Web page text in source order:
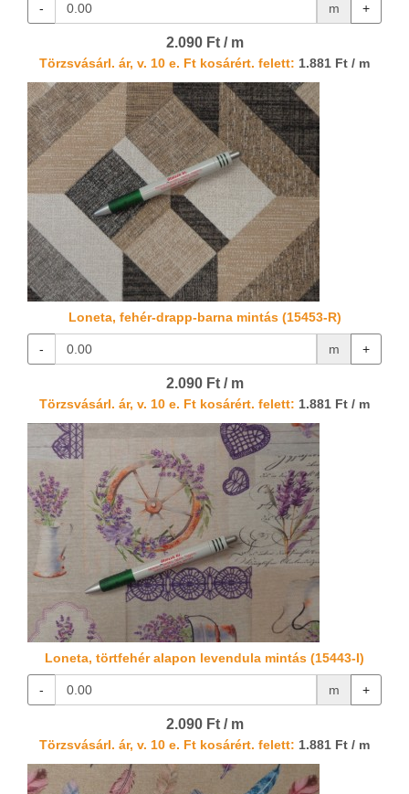
- m +
2.090 Ft / m
Törzsvásárl. ár, v. 10 e. Ft kosárért. felett: 1.881 Ft / m
Loneta, fehér-drapp-barna mintás (15453-R)
- m +
2.090 Ft / m
Törzsvásárl. ár, v. 10 e. Ft kosárért. felett: 1.881 Ft / m
Loneta, törtfehér alapon levendula mintás (15443-I)
- m +
2.090 Ft / m
Törzsvásárl. ár, v. 10 e. Ft kosárért. felett: 1.881 Ft / m